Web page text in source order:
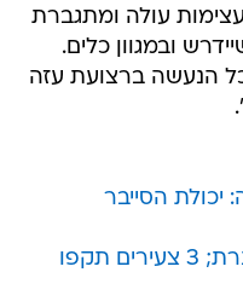
עולה ומתגברת
ובמגוון כלים.
הנעשה ברצועת עזה
יכולת הסייבר
בן 34 נהרג מפגיעת סירה בכנרת; 3 צעירים תקפו